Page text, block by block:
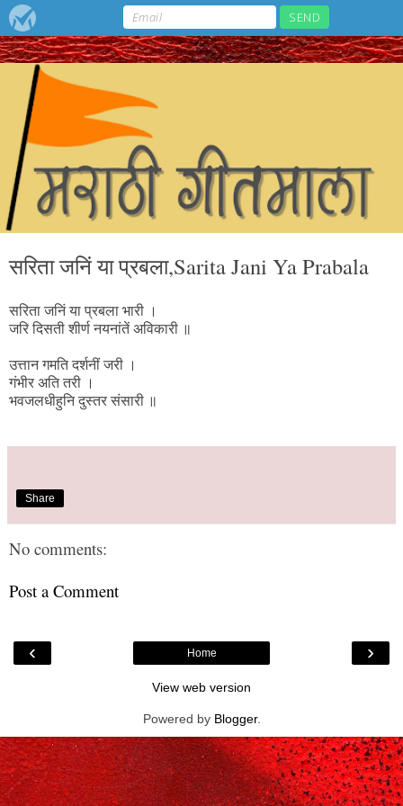
सरिता जनिं या प्रबला,Sarita Jani Ya Prabala
सरिता जनिं या प्रबला भारी ।
जरि दिसती शीर्ण नयनांतें अविकारी ॥
उत्तान गमति दर्शनीं जरी ।
गंभीर अति तरी ।
भवजलधीहुनि दुस्तर संसारी ॥
Share
No comments:
Post a Comment
‹ ›
Home
View web version
Powered by Blogger.